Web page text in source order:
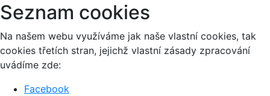
Seznam cookies
Na našem webu využíváme jak naše vlastní cookies, tak
cookies třetích stran, jejichž vlastní zásady zpracování
uvádíme zde:
Facebook